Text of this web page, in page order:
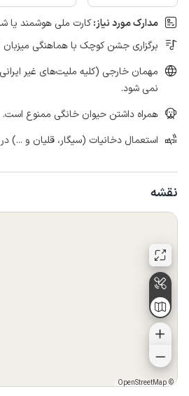
مدارک مورد نیاز:کارت ملی هوشمند یا
برگزاری جشن کوچک با هماهنگی میزبان
مهمان خارجی (کلیه ملیت‌های غیر
نمی شود.
همراه داشتن حیوان خانگی ممنوع است.
استعمال دخانیات (سیگار، قلیان و ...)
نقشه
©
OpenStreetMap